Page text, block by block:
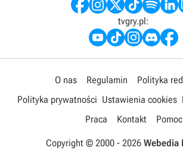
tvgry.pl:
O nas Regulamin
Polityka
Polityka prywatności Ustawienia cookies
Praca
Kontakt Pomoc
Copyright © 2000 - 2026 Webedia